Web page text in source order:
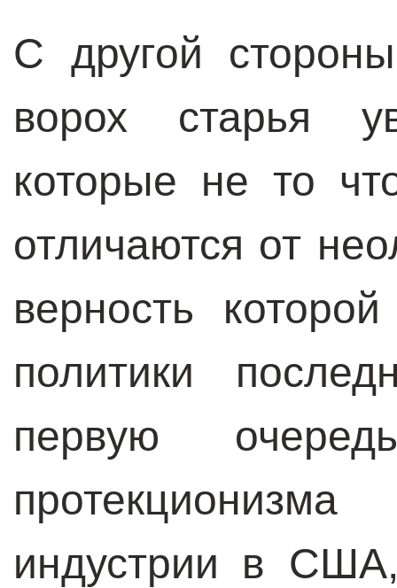
С другой
ворох старья
которые не то
отличаются от
верность
политики
первую
индустрии в